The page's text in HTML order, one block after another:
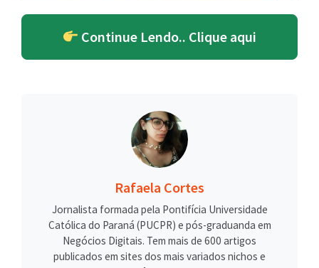
Continue Lendo.. Clique aqui
Rafaela Cortes
Jornalista formada pela Pontifícia Universidade
Católica do Paraná (PUCPR) e pós-graduanda em
Negócios Digitais. Tem mais de 600 artigos
publicados em sites dos mais variados nichos e